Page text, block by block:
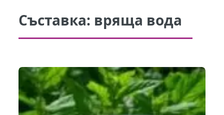
Съставка: вряща вода